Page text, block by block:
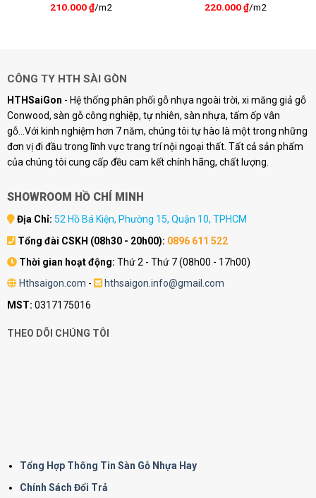
210.000₫/m2 220.000₫/m2
CÔNG TY HTH SÀI GÒN
HTHSaiGon - Hệ thống phân phối gỗ nhựa ngoài trời, xi măng giả gỗ
Conwood, sàn gỗ công nghiệp, tự nhiên, sàn nhựa, tấm ốp vân
gỗ...Với kinh nghiệm hơn 7 năm, chúng tôi tự hào là một trong những
đơn vị đi đầu trong lĩnh vực trang trí nội ngoại thất. Tất cả sản phẩm
của chúng tôi cung cấp đều cam kết chính hãng, chất lượng.
SHOWROOM HỒ CHÍ MINH
Địa Chỉ: 52 Hồ Bá Kiện, Phường 15, Quận 10, TPHCM
Tổng đài CSKH (08h30 - 20h00): 0896 611 522
Thời gian hoạt động: Thứ 2 - Thứ 7 (08h00 - 17h00)
Hthsaigon.com -
hthsaigon.info@gmail.com
MST: 0317175016
THEO DÕI CHÚNG TÔI
Tổng Hợp Thông Tin Sàn Gỗ Nhựa Hay
Chính Sách Đổi Trả